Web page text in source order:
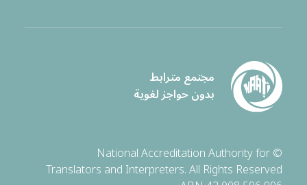
مجتمع مترابط
بدون حواجز لغوية
© National Accreditation Authority for
Translators and Interpreters. All Rights Reserved